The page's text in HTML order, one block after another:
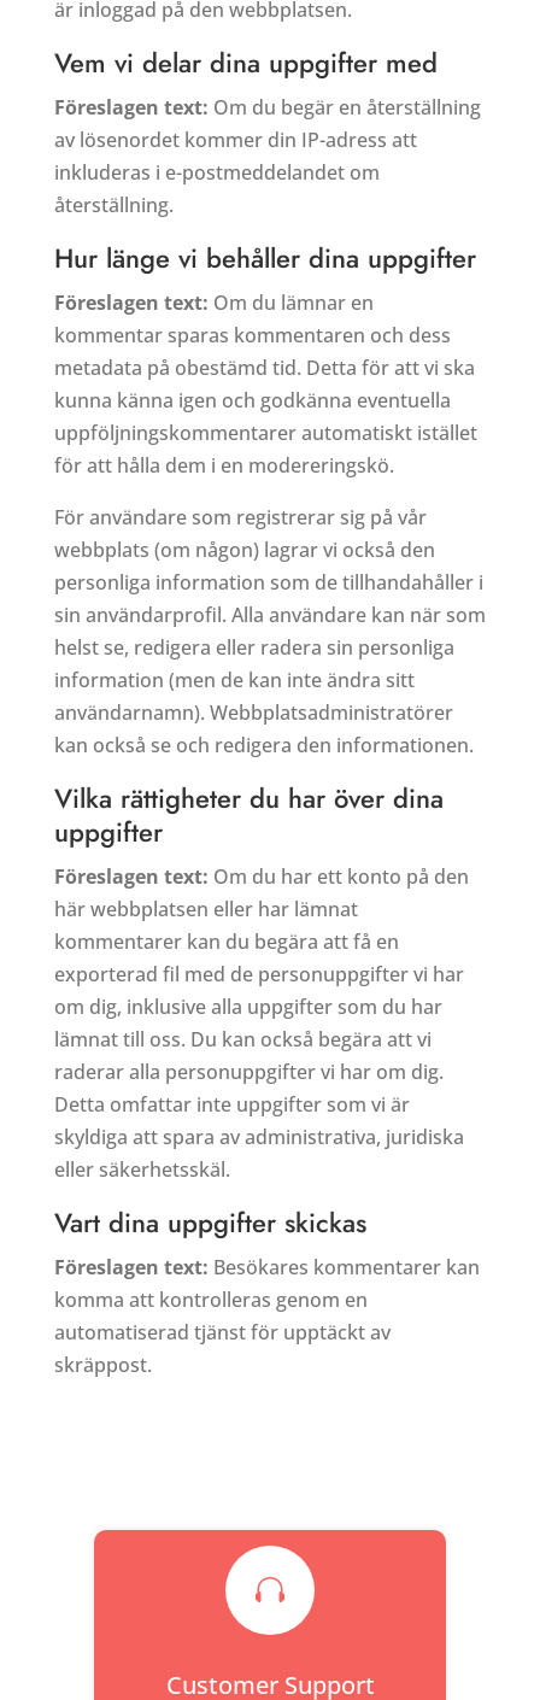
är inloggad på den webbplatsen.
Vem vi delar dina uppgifter med
Föreslagen text: Om du begär en återställning
av lösenordet kommer din IP-adress att
inkluderas i e-postmeddelandet om
återställning.
Hur länge vi behåller dina uppgifter
Föreslagen text: Om du lämnar en
kommentar sparas kommentaren och dess
metadata på obestämd tid. Detta för att vi ska
kunna känna igen och godkänna eventuella
uppföljningskommentarer automatiskt istället
för att hålla dem i en modereringskö.
För användare som registrerar sig på vår
webbplats (om någon) lagrar vi också den
personliga information som de tillhandahåller i
sin användarprofil. Alla användare kan när som
helst se, redigera eller radera sin personliga
information (men de kan inte ändra sitt
användarnamn). Webbplatsadministratörer
kan också se och redigera den informationen.
Vilka rättigheter du har över dina
uppgifter
Föreslagen text: Om du har ett konto på den
här webbplatsen eller har lämnat
kommentarer kan du begära att få en
exporterad fil med de personuppgifter vi har
om dig, inklusive alla uppgifter som du har
lämnat till oss. Du kan också begära att vi
raderar alla personuppgifter vi har om dig.
Detta omfattar inte uppgifter som vi är
skyldiga att spara av administrativa, juridiska
eller säkerhetsskäl.
Vart dina uppgifter skickas
Föreslagen text: Besökares kommentarer kan
komma att kontrolleras genom en
automatiserad tjänst för upptäckt av
skräppost.

Customer Support